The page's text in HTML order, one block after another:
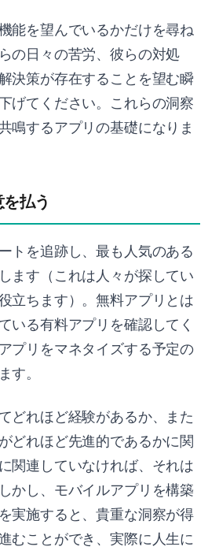
能を望んでいるかだけを尋ね
の日々の苦労、彼らの対処
決策が存在することを望む瞬
げてください。これらの洞察
鳴するアプリの基礎になりま
払う
トを追跡し、最も人気のある
ます（これは人々が探してい
立ちます）。無料アプリとは
いる有料アプリを確認してく
プリをマネタイズする予定の
す。
どれほど経験があるか、また
どれほど先進的であるかに関
関連していなければ、それは
かし、モバイルアプリを構築
実施すると、貴重な洞察が得
むことができ、実際に人生に